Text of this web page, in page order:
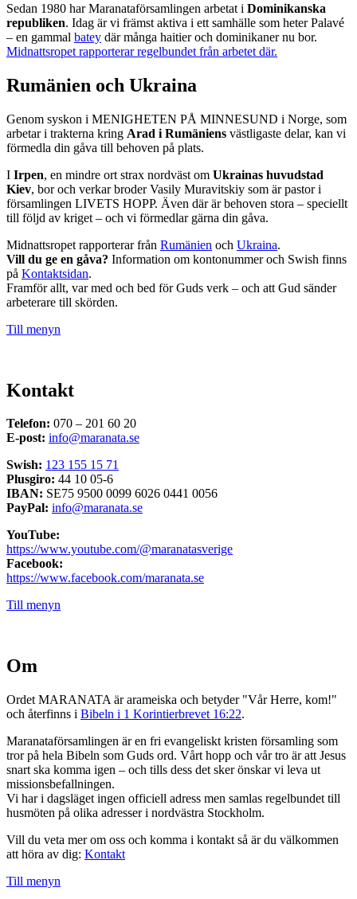
Sedan 1980 har Maranataförsamlingen arbetat i Dominikanska
republiken. Idag är vi främst aktiva i ett samhälle som heter Palavé
– en gammal batey där många haitier och dominikaner nu bor.
Midnattsropet rapporterar regelbundet från arbetet där.
Rumänien och Ukraina
Genom syskon i MENIGHETEN PÅ MINNESUND i Norge, som
arbetar i trakterna kring Arad i Rumäniens västligaste delar, kan vi
förmedla din gåva till behoven på plats.
I Irpen, en mindre ort strax nordväst om Ukrainas huvudstad
Kiev, bor och verkar broder Vasily Muravitskiy som är pastor i
församlingen LIVETS HOPP. Även där är behoven stora – speciellt
till följd av kriget – och vi förmedlar gärna din gåva.
Midnattsropet rapporterar från Rumänien och Ukraina.
Vill du ge en gåva? Information om kontonummer och Swish finns
på Kontaktsidan.
Framför allt, var med och bed för Guds verk – och att Gud sänder
arbeterare till skörden.
Till menyn
Kontakt
Telefon: 070 – 201 60 20
E-post: info@maranata.se
Swish: 123 155 15 71
Plusgiro: 44 10 05-6
IBAN: SE75 9500 0099 6026 0441 0056
PayPal: info@maranata.se
YouTube:
https://www.youtube.com/@maranatasverige
Facebook:
https://www.facebook.com/maranata.se
Till menyn
Om
Ordet MARANATA är arameiska och betyder "Vår Herre, kom!"
och återfinns i Bibeln i 1 Korintierbrevet 16:22.
Maranataförsamlingen är en fri evangeliskt kristen församling som
tror på hela Bibeln som Guds ord. Vårt hopp och vår tro är att Jesus
snart ska komma igen – och tills dess det sker önskar vi leva ut
missionsbefallningen.
Vi har i dagsläget ingen officiell adress men samlas regelbundet till
husmöten på olika adresser i nordvästra Stockholm.
Vill du veta mer om oss och komma i kontakt så är du välkommen
att höra av dig: Kontakt
Till menyn